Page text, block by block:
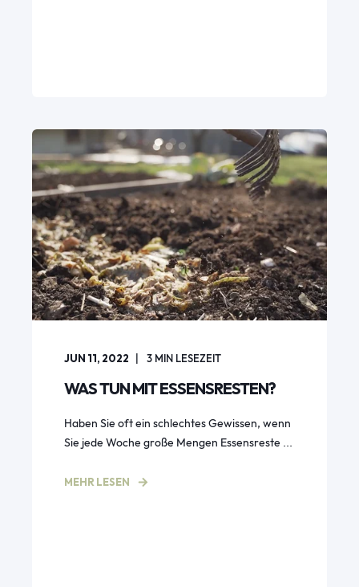
JUN 11, 2022 3 MIN LESEZEIT
WAS TUN MIT ESSENSRESTEN?
Haben Sie oft ein schlechtes Gewissen, wenn
Sie jede Woche große Mengen Essensreste ...
MEHR LESEN